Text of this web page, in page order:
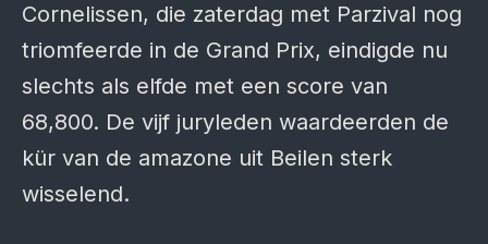
Cornelissen, die zaterdag met Parzival nog
triomfeerde in de Grand Prix, eindigde nu
slechts als elfde met een score van
68,800. De vijf juryleden waardeerden de
kür van de amazone uit Beilen sterk
wisselend.